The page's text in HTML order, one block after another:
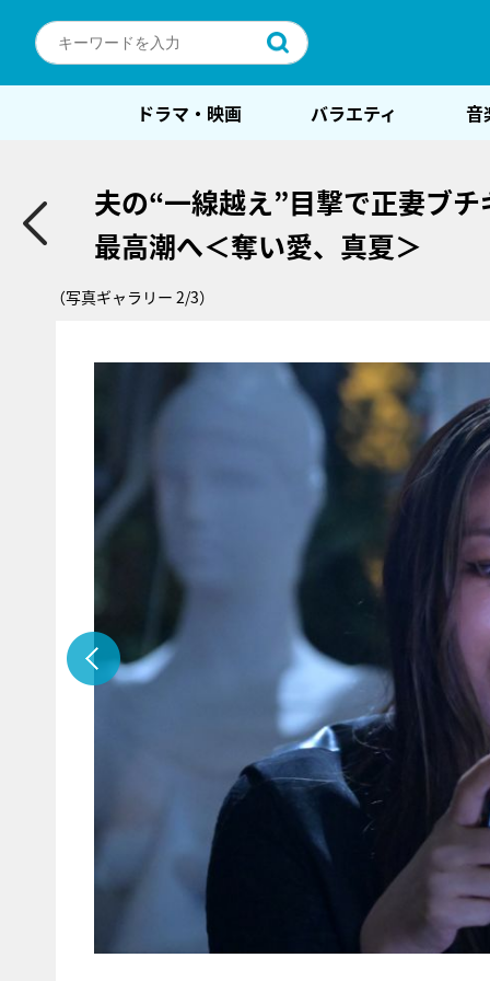
ドラマ・映画 バラエティ 音
夫の“一線越え”目撃で正妻ブ
最高潮へ＜奪い愛、真夏＞
（写真ギャラリー 2/3）